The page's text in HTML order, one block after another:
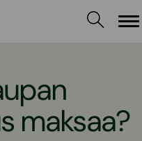
maksaa?